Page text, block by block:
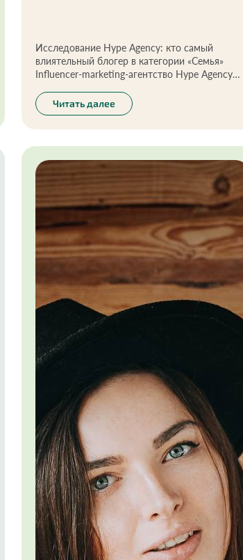
Исследование Hype Agency: кто самый
влиятельный блогер в категории «Семья»
Influencer-marketing-агентство Hype Agency
провели исследование рынка инфлюенсеров и
выявили самых влиятельных блогеров в
категории «Семья и дети».
Читать далее